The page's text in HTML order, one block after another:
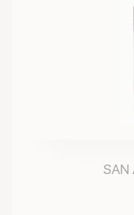
SAN